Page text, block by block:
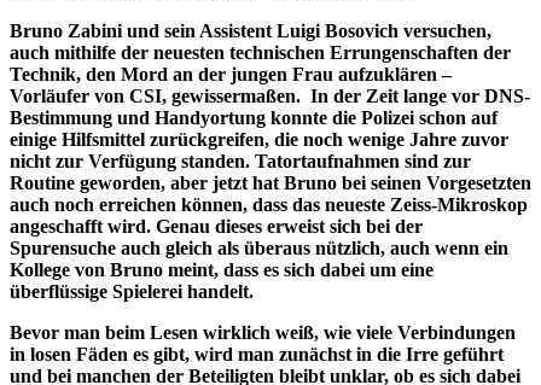
Bruno Zabini und sein Assistent Luigi Bosovich versuchen,
auch mithilfe der neuesten technischen Errungenschaften der
Technik, den Mord an der jungen Frau aufzuklären –
Vorläufer von CSI, gewissermaßen. In der Zeit lange vor DNS-
Bestimmung und Handyortung konnte die Polizei schon auf
einige Hilfsmittel zurückgreifen, die noch wenige Jahre zuvor
nicht zur Verfügung standen. Tatortaufnahmen sind zur
Routine geworden, aber jetzt hat Bruno bei seinen Vorgesetzten
auch noch erreichen können, dass das neueste Zeiss-Mikroskop
angeschafft wird. Genau dieses erweist sich bei der
Spurensuche auch gleich als überaus nützlich, auch wenn ein
Kollege von Bruno meint, dass es sich dabei um eine
überflüssige Spielerei handelt.
Bevor man beim Lesen wirklich weiß, wie viele Verbindungen
in losen Fäden es gibt, wird man zunächst in die Irre geführt
und bei manchen der Beteiligten bleibt unklar, ob es sich dabei